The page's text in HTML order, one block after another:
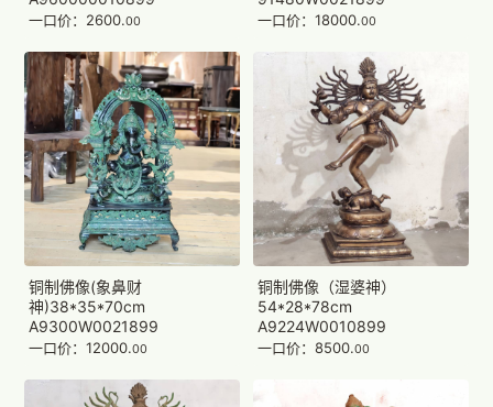
一口价：2600.00 一口价：18000.00
铜制佛像(象鼻财
神)38*35*70cm
A9300W0021899
一口价：12000.00
铜制佛像（湿婆神）
54*28*78cm
A9224W0010899
一口价：8500.00